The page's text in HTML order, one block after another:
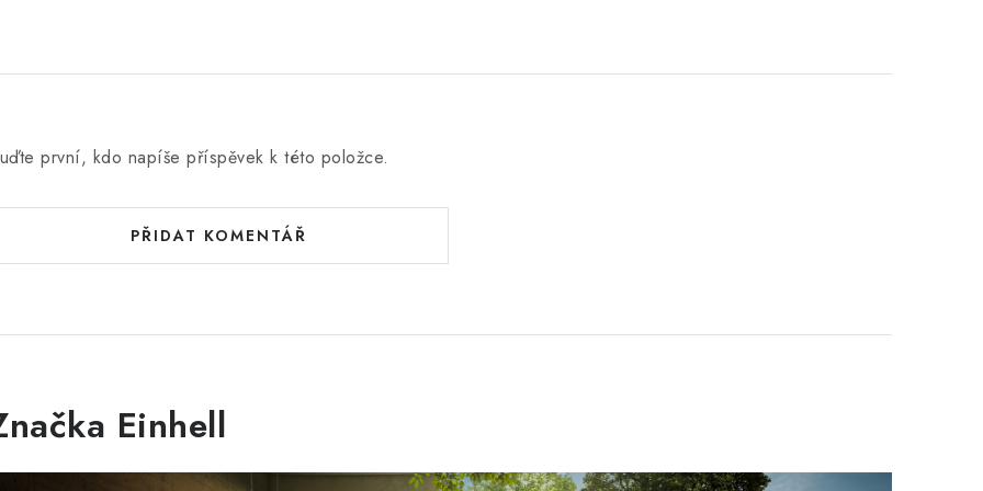
první, kdo napíše příspěvek k této položce.
PŘIDAT KOMENTÁŘ
Einhell